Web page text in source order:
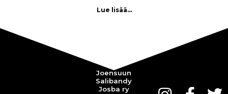
Lue lisää...
Joensuun
Salibandy
Josba ry